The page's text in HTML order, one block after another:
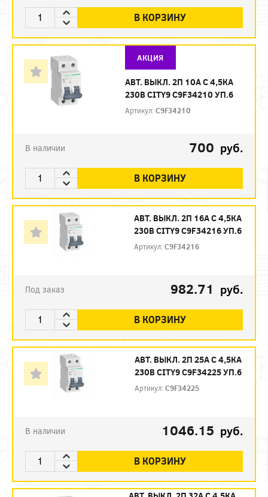
В КОРЗИНУ
АКЦИЯ
АВТ. ВЫКЛ. 2П 10А С 4,5КА
230В CITY9 C9F34210 УП.6
Артикул:C9F34210
В наличии 700 руб.
В КОРЗИНУ
АВТ. ВЫКЛ. 2П 16А С 4,5КА
230В CITY9 C9F34216 УП.6
Артикул:C9F34216
Под заказ 982.71 руб.
В КОРЗИНУ
АВТ. ВЫКЛ. 2П 25А С 4,5КА
230В CITY9 C9F34225 УП.6
Артикул:C9F34225
В наличии 1046.15 руб.
В КОРЗИНУ